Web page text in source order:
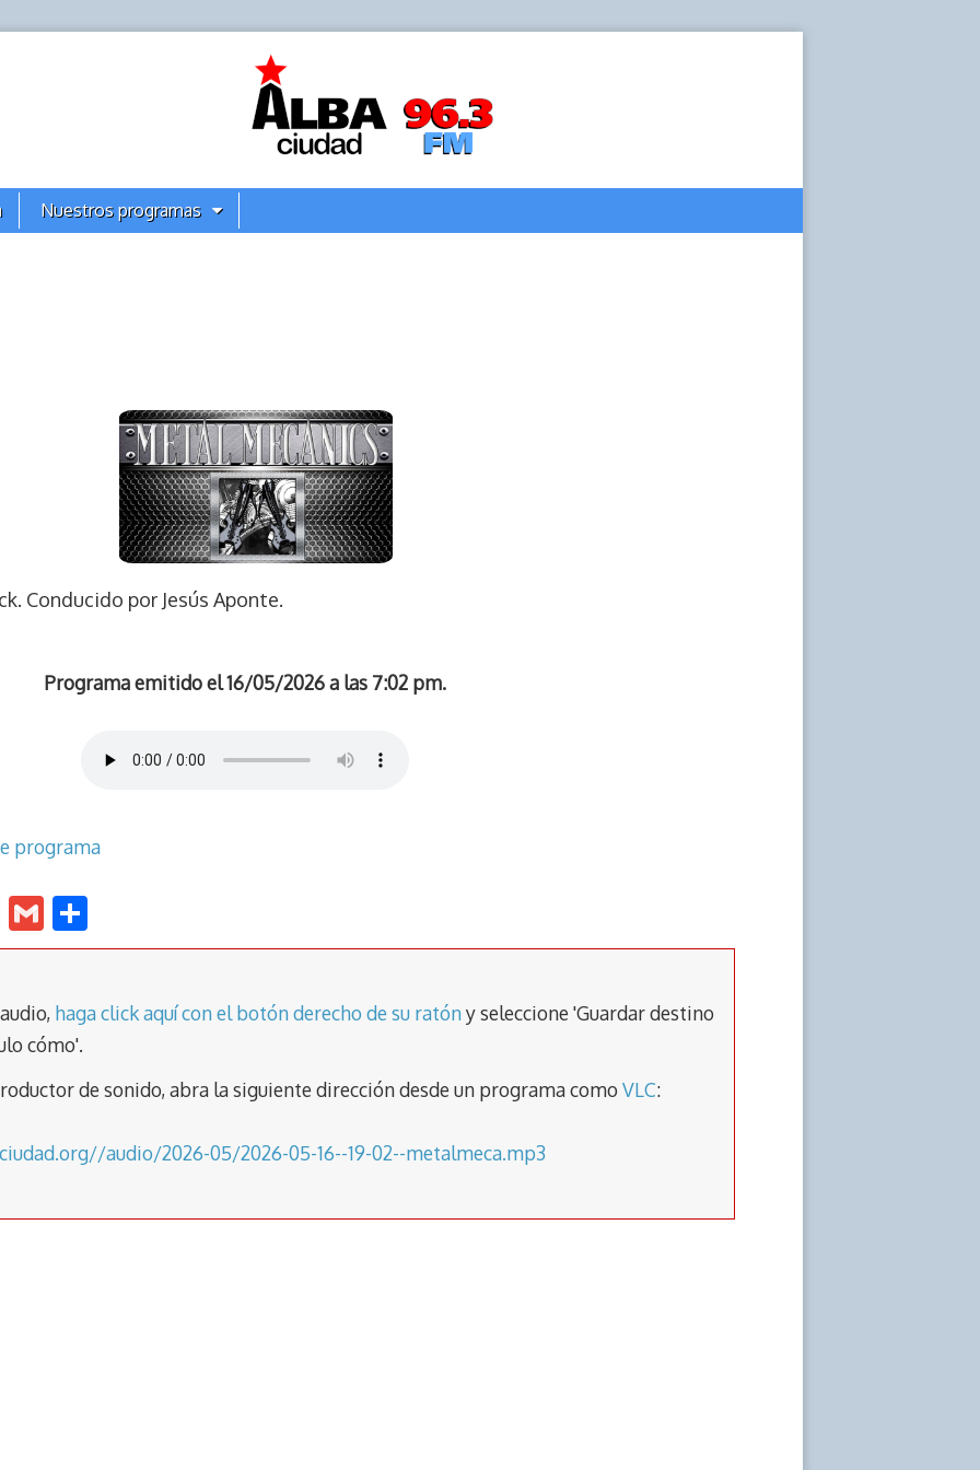
Nuestros programas
Conducido por Jesús Aponte.
Programa emitido el 16/05/2026 a las 7:02 pm.
programa
E
m
l
G
m
l
o
p
tir
haga click aquí con el botón derecho de su ratóny seleccione 'Guardar destino
cómo'.
de sonido, abra la siguiente dirección desde un programa como VLC:
audio/2026-05/2026-05-16--19-02--metalmeca.mp3